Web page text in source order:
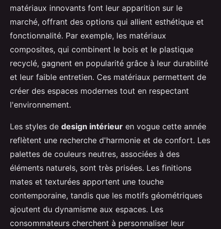
matériaux innovants font leur apparition sur le
marché, offrant des options qui allient esthétique et
fonctionnalité. Par exemple, les matériaux
composites, qui combinent le bois et le plastique
recyclé, gagnent en popularité grâce à leur durabilité
et leur faible entretien. Ces matériaux permettent de
créer des espaces modernes tout en respectant
l'environnement.
Les styles de design intérieur en vogue cette année
reflètent une recherche d'harmonie et de confort. Les
palettes de couleurs neutres, associées à des
éléments naturels, sont très prisées. Les finitions
mates et texturées apportent une touche
contemporaine, tandis que les motifs géométriques
ajoutent du dynamisme aux espaces. Les
consommateurs cherchent à personnaliser leur